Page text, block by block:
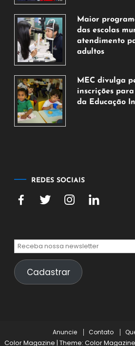
de
agosto
de
2026
Maior
das escolas
atendimento
adultos
de
agosto
de
MEC divulga
inscrições
da Educação
REDES SOCIAIS
Cadastrar
Anuncie Contato
Color Magazine | Theme: Color